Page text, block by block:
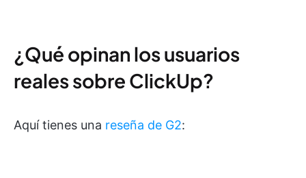
¿Qué opinan los usuarios
reales sobre ClickUp?
Aquí tienes una reseña de G2: